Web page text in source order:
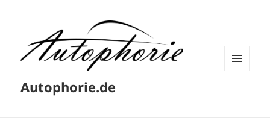
Autophorie.de